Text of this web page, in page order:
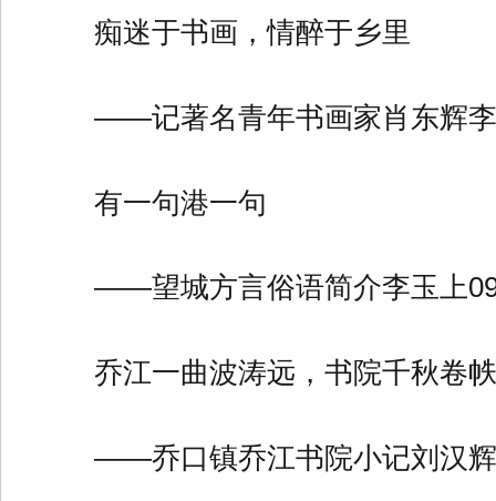
痴迷于书画，情醉于乡里
——记著名青年书画家肖东辉
有一句港一句
——望城方言俗语简介李玉上
乔江一曲波涛远，书院千秋卷
——乔口镇乔江书院小记刘汉